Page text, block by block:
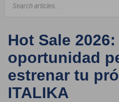
Hot Sale
oportunidad
estrenar tu
ITALIKA
ft150
motoneta
250z
dm
motos